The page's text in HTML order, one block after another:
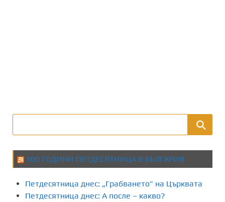
100 ГОДИНИ ПЕТДЕСЯТНИЦА В БЪЛГАРИЯ
Петдесятница днес: „Грабването” на Църквата
Петдесятница днес: А после – какво?